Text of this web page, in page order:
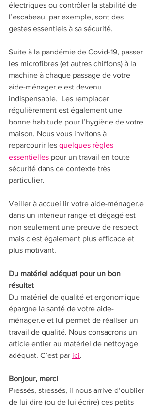
électriques ou contrôler la stabilité de
l’escabeau, par exemple, sont des
gestes essentiels à sa sécurité.
Suite à la pandémie de Covid-19, passer
les microfibres (et autres chiffons) à la
machine à chaque passage de votre
aide-ménager.e est devenu
indispensable.  Les remplacer
régulièrement est également une
bonne habitude pour l’hygiène de votre
maison. Nous vous invitons à
reparcourir les quelques règles
essentielles pour un travail en toute
sécurité dans ce contexte très
particulier.
Veiller à accueillir votre aide-ménager.e
dans un intérieur rangé et dégagé est
non seulement une preuve de respect,
mais c’est également plus efficace et
plus motivant.
Du matériel adéquat pour un bon
résultat
Du matériel de qualité et ergonomique
épargne la santé de votre aide-
ménager.e et lui permet de réaliser un
travail de qualité. Nous consacrons un
article entier au matériel de nettoyage
adéquat. C’est par ici.
Bonjour, merci
Pressés, stressés, il nous arrive d’oublier
de lui dire (ou de lui écrire) ces petits